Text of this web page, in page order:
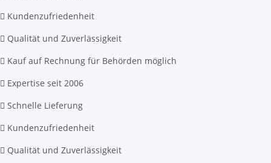
Kundenzufriedenheit
Qualität und Zuverlässigkeit
Kauf auf Rechnung für Behörden möglich
Expertise seit 2006
Schnelle Lieferung
Kundenzufriedenheit
Qualität und Zuverlässigkeit